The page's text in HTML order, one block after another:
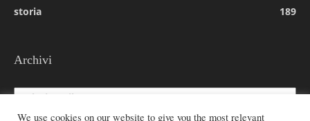
storia
189
Archivi
Archivi
We use cookies on our website to give you the most relevant